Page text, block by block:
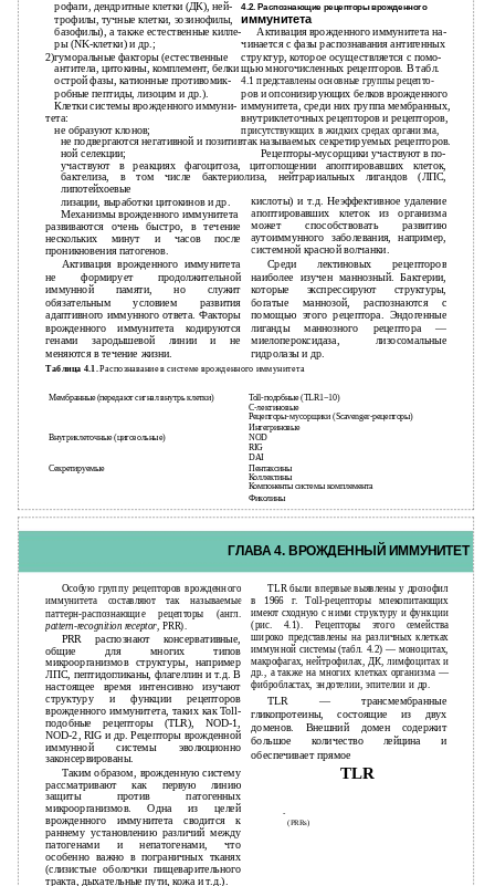
рофаги, дендритные клетки (ДК), ней- 4.2. Распознающие рецепторы врожденного
трофилы, тучные клетки, эозинофилы, иммунитета
базофилы), а также естественные килле-
Активация врожденного иммунитета на-
ры (NK-клетки) и др.;
чинается с фазы распознавания антигенных
2)гуморальные факторы (естественные
структур, которое осуществляется с помо-
антитела, цитокины, комплемент, белки щью многочисленных рецепторов. В табл.
острой фазы, катионные противомик- 4.1 представлены основные группы рецепто-
робные пептиды, лизоцим и др.).
ров и опсонизирующих белков врожденного
Клетки системы врожденного иммуни- иммунитета, среди них группа мембранных,
тета:
внутриклеточных рецепторов и рецепторов,
не образуют клонов;
присутствующих в жидких средах организма,
не подвергаются негативной и позитивтак называемых секретируемых рецепторов.
ной селекции;
Рецепторы-мусорщики участвуют в по-
участвуют в реакциях фагоцитоза, цитоглощении апоптировавших клеток,
бактелиза, в том числе бактериолиза, нейтрариальных лигандов (ЛПС,
липотейхоевые
лизации, выработки цитокинов и др.
Механизмы врожденного иммунитета
развиваются очень быстро, в течение
нескольких минут и часов после
проникновения патогенов.
Активация врожденного иммунитета
не формирует продолжительной
иммунной памяти, но служит
обязательным условием развития
адаптивного иммунного ответа. Факторы
врожденного иммунитета кодируются
генами зародышевой линии и не
меняются в течение жизни.
кислоты) и т.д. Неэффективное удаление
апоптировавших клеток из организма
может способствовать развитию
аутоиммунного заболевания, например,
системной красной волчанки.
Среди лектиновых рецепторов
наиболее изучен маннозный. Бактерии,
которые экспрессируют структуры,
богатые маннозой, распознаются с
помощью этого рецептора. Эндогенные
лиганды маннозного рецептора —
миелопероксидаза, лизосомальные
гидролазы и др.
Таблица 4.1.Распознавание в системе врожденного иммунитета
Мембранные (передают сигнал внутрь клетки)
Toll-подобные (TLR1−10)
С-лектиновые
Рецепторы-мусорщики (Scavenger-рецепторы)
Интегриновые
Внутриклеточные (цитозольные)
NOD
RIG
DAI
Секретируемые
Пентаксины
Коллектины
Компоненты системы комплемента
Фиколины
40
ГЛАВА 4. ВРОЖДЕННЫЙ ИММУНИТЕТ
Особую группу рецепторов врожденного
иммунитета составляют так называемые
паттерн-распознающие рецепторы (англ.
pattern-recognition receptor, PRR).
PRR распознают консервативные,
общие для многих типов
микроорганизмов структуры, например
ЛПС, пептидогликаны, флагеллин и т.д. В
настоящее время интенсивно изучают
структуру и функции рецепторов
врожденного иммунитета, таких как Toll-
подобные рецепторы (TLR), NOD-1,
NОD-2, RIG и др. Рецепторы врожденной
иммунной системы эволюционно
законсервированы.
Таким образом, врожденную систему
рассматривают как первую линию
защиты против патогенных
микроорганизмов. Одна из целей
врожденного иммунитета сводится к
раннему установлению различий между
патогенами и непатогенами, что
особенно важно в пограничных тканях
(слизистые оболочки пищеварительного
тракта, дыхательные пути, кожа и т.д.).
TLR были впервые выявлены у дрозофил
в 1966 г. Toll-рецепторы млекопитающих
имеют сходную с ними структуру и функции
(рис. 4.1). Рецепторы этого семейства
широко представлены на различных клетках
иммунной системы (табл. 4.2) — моноцитах,
макрофагах, нейтрофилах, ДК, лимфоцитах и
др., а также на многих клетках организма —
фибробластах, эндотелии, эпителии и др.
TLR — трансмембранные
гликопротеины, состоящие из двух
доменов. Внешний домен содержит
большое количество лейцина и
обеспечивает прямое
TLR
-
(PRRs)